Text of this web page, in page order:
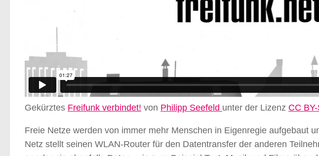
Gekürztes Freifunk verbindet! von Philipp Seefeld unter der Lizenz CC
Freie Netze werden von immer mehr Menschen in Eigenregie aufgebaut
Netz stellt seinen WLAN-Router für den Datentransfer der anderen